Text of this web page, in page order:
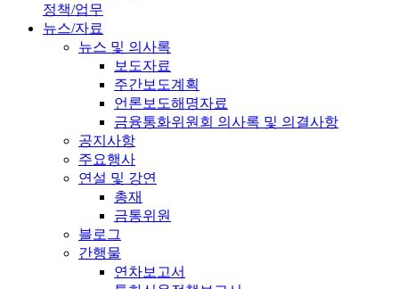
정책/업무
뉴스/자료
뉴스 및 의사록
보도자료
주간보도계획
언론보도해명자료
금융통화위원회 의사록 및 의결사항
공지사항
주요행사
연설 및 강연
총재
금통위원
블로그
간행물
연차보고서